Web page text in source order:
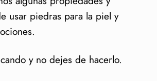
usar piedras para la piel y
y no dejes de hacerlo.